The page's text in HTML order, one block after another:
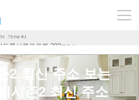
드록시클로로퀸 200mg x …
2 최신 주소 보는
시즌2 최신 주소